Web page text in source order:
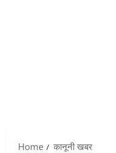
Home कानूनी खबर